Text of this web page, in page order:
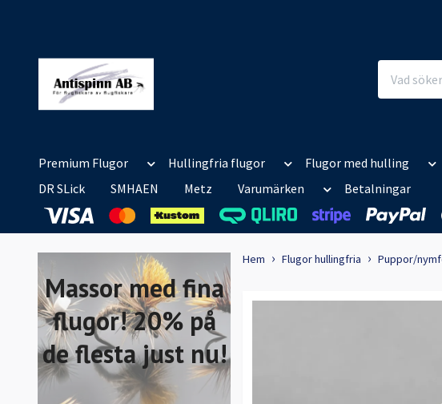
Premium Flugor Hullingfria flugor Flugor med hulling
DR SLick
SMHAEN Metz Varumärken Betalningar
Massor med fina
flugor! 20% på
de flesta just nu!
Hem Flugor hullingfria Puppor/